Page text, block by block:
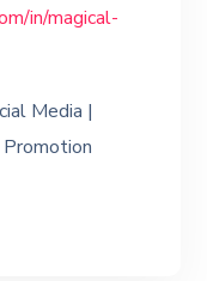
in/magical-
Media |